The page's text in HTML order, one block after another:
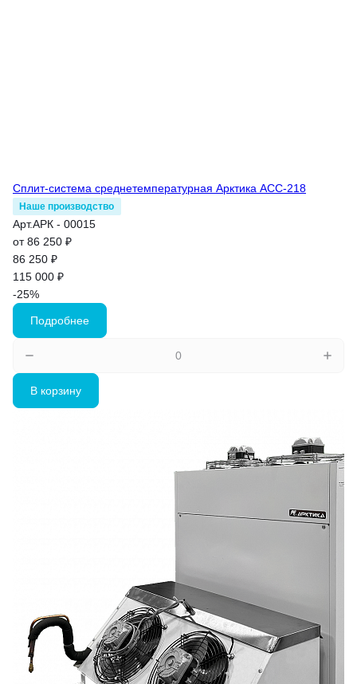
Сплит-система среднетемпературная Арктика АСС-218
Наше производство
Арт.АРК - 00015
от 86 250 ₽
86 250 ₽
115 000 ₽
-25%
Подробнее
В корзину